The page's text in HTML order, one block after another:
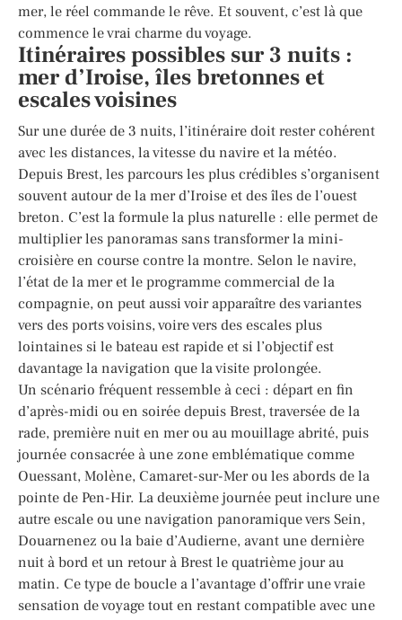
mer, le réel commande le rêve. Et souvent, c’est là que
commence le vrai charme du voyage.
Itinéraires possibles sur 3 nuits :
mer d’Iroise, îles bretonnes et
escales voisines
Sur une durée de 3 nuits, l’itinéraire doit rester cohérent
avec les distances, la vitesse du navire et la météo.
Depuis Brest, les parcours les plus crédibles s’organisent
souvent autour de la mer d’Iroise et des îles de l’ouest
breton. C’est la formule la plus naturelle : elle permet de
multiplier les panoramas sans transformer la mini-
croisière en course contre la montre. Selon le navire,
l’état de la mer et le programme commercial de la
compagnie, on peut aussi voir apparaître des variantes
vers des ports voisins, voire vers des escales plus
lointaines si le bateau est rapide et si l’objectif est
davantage la navigation que la visite prolongée.
Un scénario fréquent ressemble à ceci : départ en fin
d’après-midi ou en soirée depuis Brest, traversée de la
rade, première nuit en mer ou au mouillage abrité, puis
journée consacrée à une zone emblématique comme
Ouessant, Molène, Camaret-sur-Mer ou les abords de la
pointe de Pen-Hir. La deuxième journée peut inclure une
autre escale ou une navigation panoramique vers Sein,
Douarnenez ou la baie d’Audierne, avant une dernière
nuit à bord et un retour à Brest le quatrième jour au
matin. Ce type de boucle a l’avantage d’offrir une vraie
sensation de voyage tout en restant compatible avec une